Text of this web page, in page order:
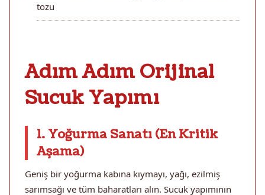
tozu
Adım Adım Orijinal
Sucuk Yapımı
1. Yoğurma Sanatı (En Kritik
Aşama)
Geniş bir yoğurma kabına kıymayı, yağı, ezilmiş
sarımsağı ve tüm baharatları alın. Sucuk yapımının